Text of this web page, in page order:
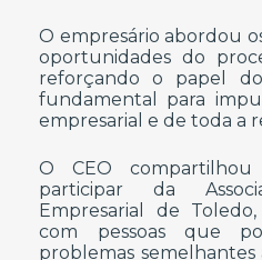
O empresário abordou
oportunidades do
reforçando o papel do
fundamental para
empresarial e de toda a
O CEO
participar da
Empresarial de
com pessoas que
problemas